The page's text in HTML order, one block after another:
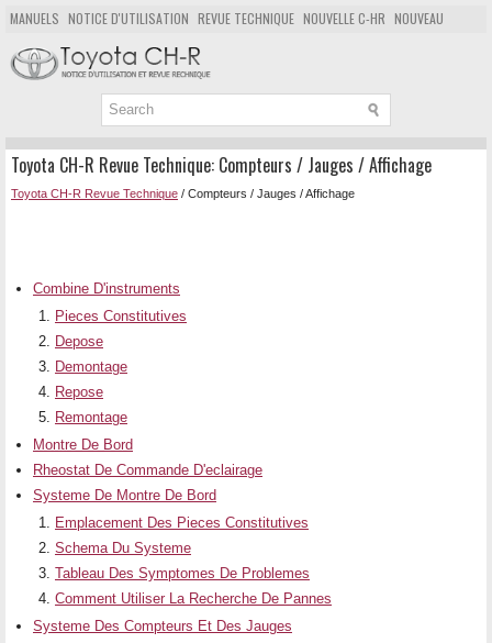
MANUELS NOTICE D'UTILISATION REVUE TECHNIQUE NOUVELLE C-HR NOUVEAU
POPULAIRE
PLAN DU SITE CHERCHER
Toyota CH-R Revue Technique: Compteurs / Jauges / Affichage
Toyota CH-R Revue Technique / Compteurs / Jauges / Affichage
Combine D'instruments
Pieces Constitutives
Depose
Demontage
Repose
Remontage
Montre De Bord
Rheostat De Commande D'eclairage
Systeme De Montre De Bord
Emplacement Des Pieces Constitutives
Schema Du Systeme
Tableau Des Symptomes De Problemes
Comment Utiliser La Recherche De Pannes
Systeme Des Compteurs Et Des Jauges